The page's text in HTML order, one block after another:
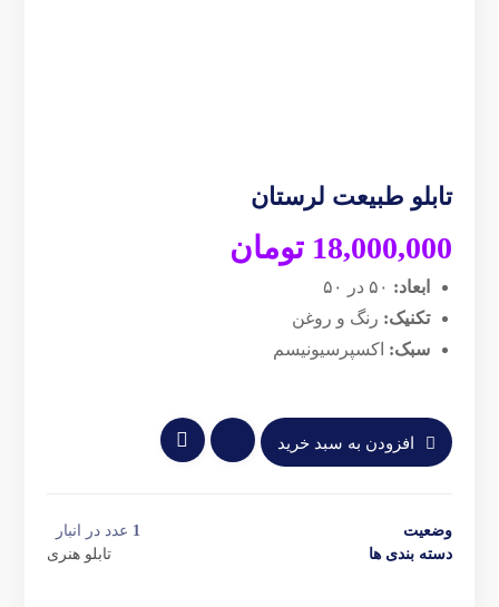
تابلو طبیعت لرستان
18,000,000 تومان
ابعاد:
تکنیک: رنگ و روغن
سبک: اکسپرسیونیسم
افزودن به سبد خرید
وضعیت 1 عدد در انبار
دسته بندی ها
تابلو هنری